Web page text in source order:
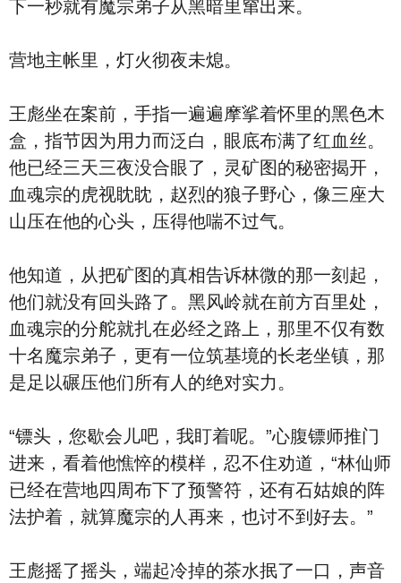
下一秒就有魔宗弟子从黑暗里窜出来。
营地主帐里，灯火彻夜未熄。
王彪坐在案前，手指一遍遍摩挲着怀里的黑色木
盒，指节因为用力而泛白，眼底布满了红血丝。
他已经三天三夜没合眼了，灵矿图的秘密揭开，
血魂宗的虎视眈眈，赵烈的狼子野心，像三座大
山压在他的心头，压得他喘不过气。
他知道，从把矿图的真相告诉林微的那一刻起，
他们就没有回头路了。黑风岭就在前方百里处，
血魂宗的分舵就扎在必经之路上，那里不仅有数
十名魔宗弟子，更有一位筑基境的长老坐镇，那
是足以碾压他们所有人的绝对实力。
“镖头，您歇会儿吧，我盯着呢。”心腹镖师推门
进来，看着他憔悴的模样，忍不住劝道，“林仙师
已经在营地四周布下了预警符，还有石姑娘的阵
法护着，就算魔宗的人再来，也讨不到好去。”
王彪摇了摇头，端起冷掉的茶水抿了一口，声音